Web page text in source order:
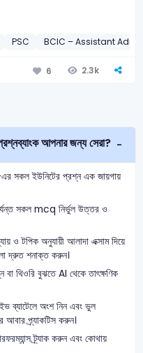
PSC BCIC – Assistant
6 2.3k
আপনার জন্য সেরা?
ইউনিটের প্রশ্ন এক জায়গায়
সকল mcq নির্ভুল উত্তর ও
ও টপিক অনুযায়ী আলাদা এক্সাম দিয়ে
দ্রুত শনাক্ত করুন।
বা থিওরি বুঝতে AI থেকে তাৎক্ষণিক
ব্যাটেলে অংশ নিন এবং ভুল
প্র্যাকটিস করুন।
ট্র্যাক করুন এবং কোথায়